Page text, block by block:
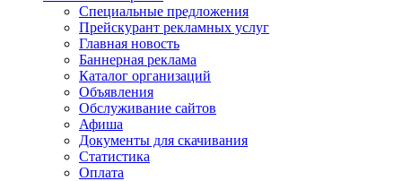
Специальные предложения
Прейскурант рекламных услуг
Главная новость
Баннерная реклама
Каталог организаций
Объявления
Обслуживание сайтов
Афиша
Документы для скачивания
Статистика
Оплата